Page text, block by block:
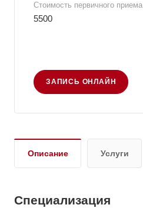
Стоимость первичного приема
5500
ЗАПИСЬ ОНЛАЙН
Описание Услуги
Специализация